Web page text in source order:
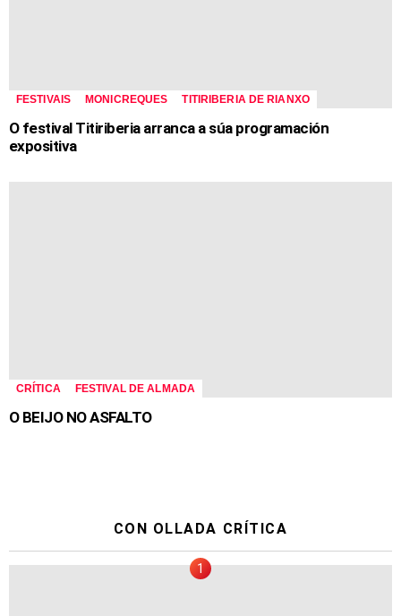
FESTIVAIS MONICREQUES TITIRIBERIA DE RIANXO
O festival Titiriberia arranca a súa programación
expositiva
CRÍTICA FESTIVAL DE ALMADA
O BEIJO NO ASFALTO
CON OLLADA CRÍTICA